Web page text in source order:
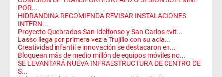
POR...
HIDRANDINA RECOMIENDA REVISAR INSTALACIONES
INTERN...
Proyecto Quebradas San Idelfonso y San Carlos evit...
Lasso llega por primera vez a Trujillo con su acla...
Creatividad infantil e innovación se destacaron en...
Bloquean más de medio millón de equipos móviles no...
SE LEVANTARÁ NUEVA INFRAESTRUCTURA DE CENTRO DE
S...